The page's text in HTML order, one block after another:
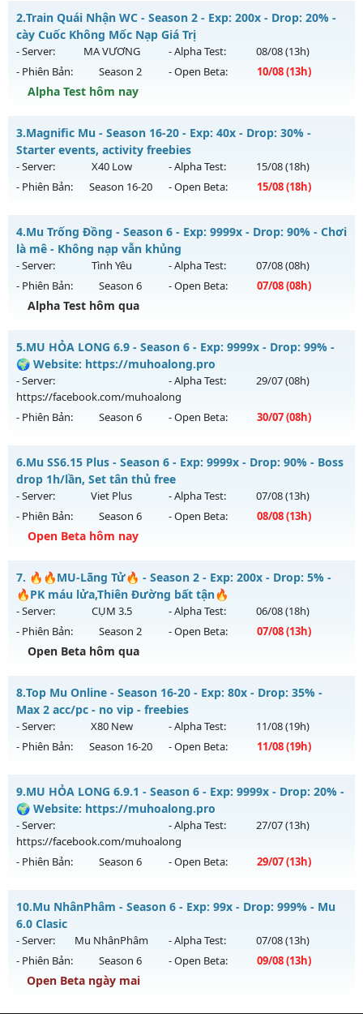
MU Hà Nội - Ổn Định , Lâu Dài
Mu mới ra tháng 08 2026 - Mở máy chủ
14h ngày 15/08/2626
Exp: 100x - Drop: 10%
Kiểu reset: Reset In Game
Antihack: ICM
2.Train Quái Nhận WC - Season 2 - Exp: 200x - Drop: 20% -
cày Cuốc Không Mốc Nạp Giá Trị
- Server: MA VƯƠNG - Alpha Test: 08/08(13h)
- Phiên Bản:
Season 2 - Open Beta: 10/08(13h)
Alpha Test hôm nay
Train Quái Nhận WC - cày Cuốc Không Mốc Nạp Giá Trị
Mu mới ra tháng 08 2026 - Mở máy chủ
13h ngày 10/08/2626
Exp: 200x - Drop: 20%
Thể loại: Mu Nguyên bản Webzen
Antihack: GameGuard
3.Magnific Mu - Season 16-20 - Exp: 40x - Drop: 30% -
Starter events, activity freebies
- Server: X40 Low - Alpha Test: 15/08(18h)
- Phiên Bản:
Season 16-20 - Open Beta: 15/08(18h)
Magnific Mu - Starter events, activity freebies
Mu mới ra tháng 08 2026 - Mở máy chủ
ngày 15/08/2626
Exp: 40x - Drop: 30%
Kiểu reset: Reset In Game
Thể loại: Mu Nguyên bản Webzen
Antihack: Mega-Anti
4.Mu Trống Đồng - Season 6 - Exp: 9999x - Drop: 90% - Chơi
là mê - Không nạp vẫn khủng
- Server: Tình Yêu - Alpha Test: 07/08(08h)
- Phiên Bản:
Season 6 - Open Beta: 07/08(08h)
Alpha Test hôm qua
Mu Trống Đồng - Chơi là mê - Không nạp vẫn khủng
Mu mới ra tháng 08 2026 - Mở máy chủ
ngày 07/08/2626
Exp: 9999x - Drop: 90%
Antihack: ICMPROTECT ✅ 🔴 ✨ ⚡️
5.MU HỎA LONG 6.9 - Season 6 - Exp: 9999x - Drop: 99% -
🌍 Website: https://muhoalong.pro
- Server:
https://facebook.com/muhoalong
- Alpha Test: 29/07(08h)
- Phiên Bản: Season 6 - Open Beta: 30/07(08h)
MU HỎA LONG 6.9 - 🌍 Website: https://muhoalong.pro
Mu mới ra tháng 07 2026 - Mở máy chủ
https://facebook.com/muhoalongvào 08h ngày
30/07/2626
Exp: 9999x - Drop: 99%
Thể loại: Mu Nguyên bản Webzen
Antihack: Xshiel
6.Mu SS6.15 Plus - Season 6 - Exp: 9999x - Drop: 90% - Boss
drop 1h/lần, Set tân thủ free
- Server: Viet Plus - Alpha Test: 07/08(13h)
- Phiên Bản:
Season 6 - Open Beta: 08/08(13h)
Open Beta hôm nay
Mu SS6.15 Plus - Boss drop 1h/lần, Set tân thủ free
Mu mới ra tháng 08 2026 - Mở máy chủ
ngày 08/08/2626
Exp: 9999x - Drop: 90%
Kiểu reset: Reset In Game
Antihack: Phoenix chống hack mới
7. 🔥🔥MU-Lãng Tử🔥 - Season 2 - Exp: 200x - Drop: 5% -
🔥PK máu lửa,Thiên Đường bất tận🔥
- Server: CỤM 3.5 - Alpha Test: 06/08(18h)
- Phiên Bản:
Season 2 - Open Beta: 07/08(13h)
Open Beta hôm qua
🔥🔥MU-Lãng Tử🔥 - 🔥PK máu lửa,Thiên Đường bất tận🔥
Mu mới ra tháng 08 2026 - Mở máy chủ
ngày 07/08/2626
Exp: 200x - Drop: 5%
Thể loại: Mu Nguyên bản Webzen
Antihack: Sharkguard
8.Top Mu Online - Season 16-20 - Exp: 80x - Drop: 35% -
Max 2 acc/pc - no vip - freebies
- Server: X80 New - Alpha Test: 11/08(19h)
- Phiên Bản:
Season 16-20 - Open Beta: 11/08(19h)
Top Mu Online - Max 2 acc/pc - no vip - freebies
Mu mới ra tháng 08 2026 - Mở máy chủ
ngày 11/08/2626
Exp: 80x - Drop: 35%
Antihack: AntiShield
9.MU HỎA LONG 6.9.1 - Season 6 - Exp: 9999x - Drop: 20% -
🌍 Website: https://muhoalong.pro
- Server:
https://facebook.com/muhoalong
- Alpha Test: 27/07(13h)
- Phiên Bản: Season 6 - Open Beta: 29/07(13h)
MU HỎA LONG 6.9.1 - 🌍 Website: https://muhoalong.pro
Mu mới ra tháng 07 2026 - Mở máy chủ
https://facebook.com/muhoalongvào 13h ngày
29/07/2626
Exp: 9999x - Drop: 20%
10.Mu NhânPhâm - Season 6 - Exp: 99x - Drop: 999% - Mu
6.0 Clasic
- Server: Mu NhânPhâm - Alpha Test: 07/08(13h)
- Phiên Bản:
Season 6 - Open Beta: 09/08(13h)
Open Beta ngày mai